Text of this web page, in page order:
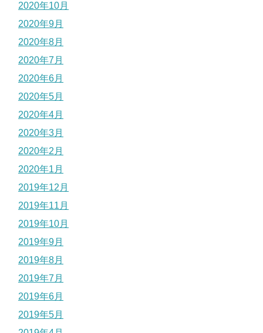
2020年10月
2020年9月
2020年8月
2020年7月
2020年6月
2020年5月
2020年4月
2020年3月
2020年2月
2020年1月
2019年12月
2019年11月
2019年10月
2019年9月
2019年8月
2019年7月
2019年6月
2019年5月